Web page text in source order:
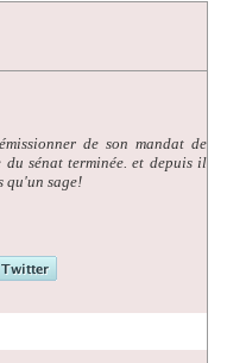
de son mandat de
sénat terminée. et depuis il
qu'un sage!